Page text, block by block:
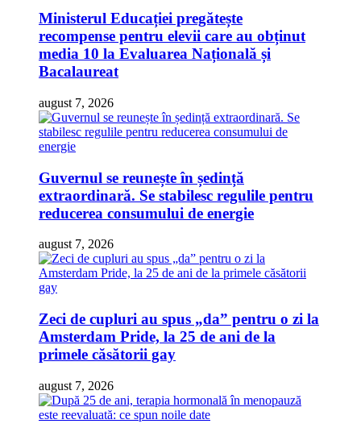
Ministerul Educației pregătește
recompense pentru elevii care au obținut
media 10 la Evaluarea Națională și
Bacalaureat
august 7, 2026
Guvernul se reunește în ședință
extraordinară. Se stabilesc regulile pentru
reducerea consumului de energie
august 7, 2026
Zeci de cupluri au spus „da” pentru o zi la
Amsterdam Pride, la 25 de ani de la
primele căsătorii gay
august 7, 2026